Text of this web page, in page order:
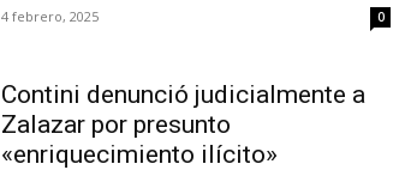
4 febrero, 2025 0
Contini denunció judicialmente a
Zalazar por presunto
«enriquecimiento ilícito»